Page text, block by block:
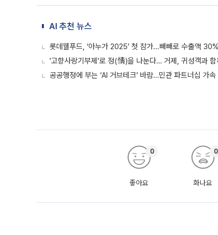
AI 추천 뉴스
롯데웰푸드, ‘아누가 2025’ 첫 참가...빼빼로 수출액
'고향사랑기부제'로 정(情)을 나눈다… 거제, 귀성객과 함
공공행정에 부는 ‘AI 거브테크’ 바람…민관 파트너십 가속
좋아요
0
화나요
0